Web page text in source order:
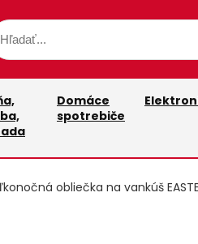
Domáce
spotrebiče
obliečka na vankúš